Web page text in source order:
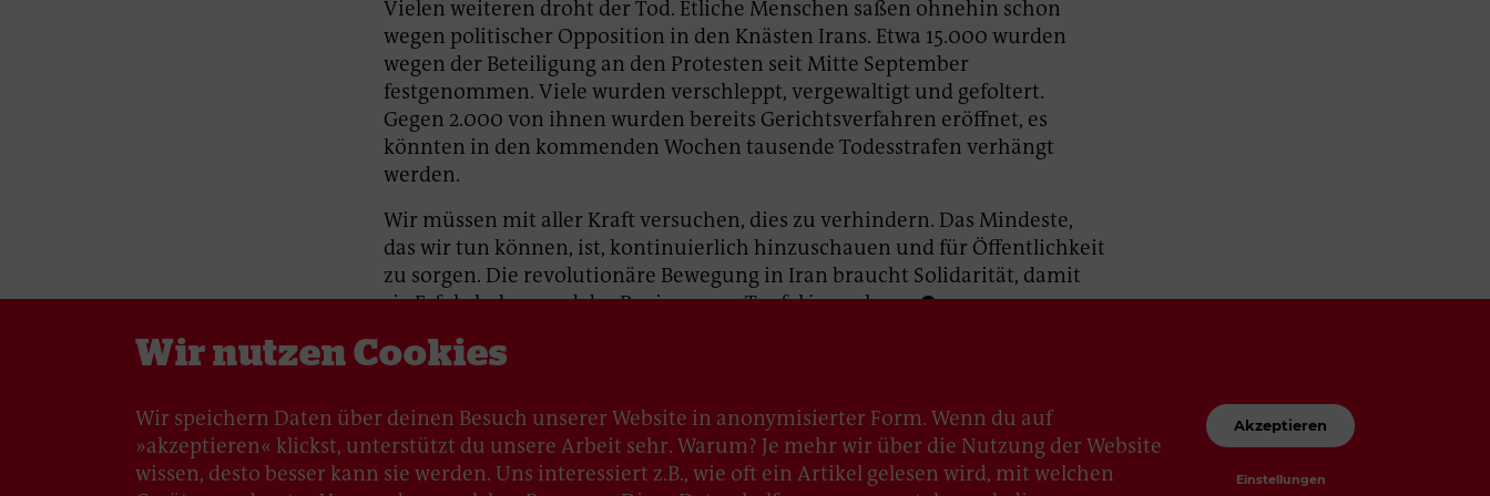
Vielen weiteren droht der Tod. Etliche Menschen saßen ohnehin schon
wegen politischer Opposition in den Knästen Irans. Etwa 15.000 wurden
wegen der Beteiligung an den Protesten seit Mitte September
festgenommen. Viele wurden verschleppt, vergewaltigt und gefoltert.
Gegen 2.000 von ihnen wurden bereits Gerichtsverfahren eröffnet, es
könnten in den kommenden Wochen tausende Todesstrafen verhängt
werden.
Wir müssen mit aller Kraft versuchen, dies zu verhindern. Das Mindeste,
das wir tun können, ist, kontinuierlich hinzuschauen und für Öffentlichkeit
zu sorgen. Die revolutionäre Bewegung in Iran braucht Solidarität, damit
sie Erfolg haben und das Regime zum Teufel jagen kann.
ak-Redaktion
Wir nutzen Cookies
Wir speichern Daten über deinen Besuch unserer Website in anonymisierter Form. Wenn du auf
»akzeptieren« klickst, unterstützt du unsere Arbeit sehr. Warum? Je mehr wir über die Nutzung der Website
wissen, desto besser kann sie werden. Uns interessiert z.B., wie oft ein Artikel gelesen wird, mit welchen
Akzeptieren
Einstellungen